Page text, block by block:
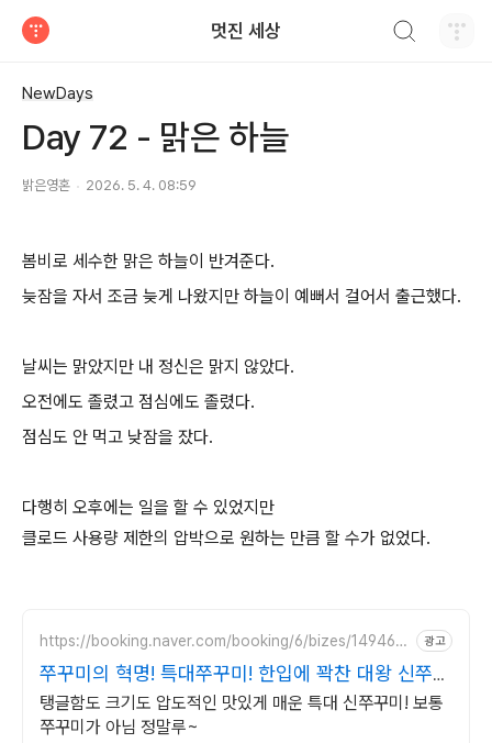
멋진 세상
NewDays
Day 72 - 맑은 하늘
밝은영혼 2026. 5. 4. 08:59
봄비로 세수한 맑은 하늘이 반겨준다.
늦잠을 자서 조금 늦게 나왔지만 하늘이 예뻐서 걸어서 출근했다.
날씨는 맑았지만 내 정신은 맑지 않았다.
오전에도 졸렸고 점심에도 졸렸다.
점심도 안 먹고 낮잠을 잤다.
다행히 오후에는 일을 할 수 있었지만
클로드 사용량 제한의 압박으로 원하는 만큼 할 수가 없었다.
https://booking.naver.com/booking/6/bizes/149463
광고
쭈꾸미의 혁명! 특대쭈꾸미! 한입에 꽉찬 대왕 신쭈꾸
미!
탱글함도 크기도 압도적인 맛있게 매운 특대 신쭈꾸미! 보통
쭈꾸미가 아님 정말루~